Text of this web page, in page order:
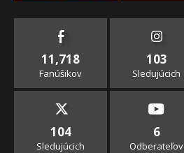
11,718
Fanúšikov
103
Sledujúcich
104
Sledujúcich
6
Odberateľov